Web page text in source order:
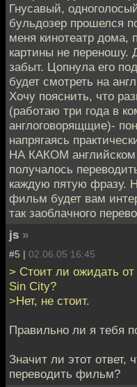
Гнусавый,
бульдозер прошелся
меня кинотеатр дома,
картины не переношу.
забыт. Цопнула его
будет смотреть на
Хочу пояснить, что
(работаю три года в
англоговорящщие)-
напрягаясь
НА КАКОМ английском
получалось
каждую пятую фразу.
фильм будет вам
так заоблачного
js »
#5 | 02.06.05 16:45
> Стоит ли ожидать
Sin City?
>Нет, не стоит.
Правильно ли я тебя
Значит ли этот ответ,
переводить фильм?